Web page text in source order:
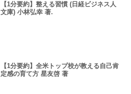
【1分要約】整える習慣 (日経ビジネス人
文庫) 小林弘幸 著.
【1分要約】全米トップ校が教える自己肯
定感の育て方 星友啓 著